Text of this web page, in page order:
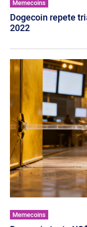
Memecoins
Dogecoin repete
2022
Memecoins